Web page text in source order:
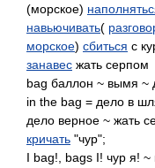
(морское)
навьючивать(
морское) сбиться с
занавес жать серпом
bag баллон ~ вымя ~
in the bag = дело в
дело верное ~ жать
кричать "чур";
I bag!, bags I! чур я!